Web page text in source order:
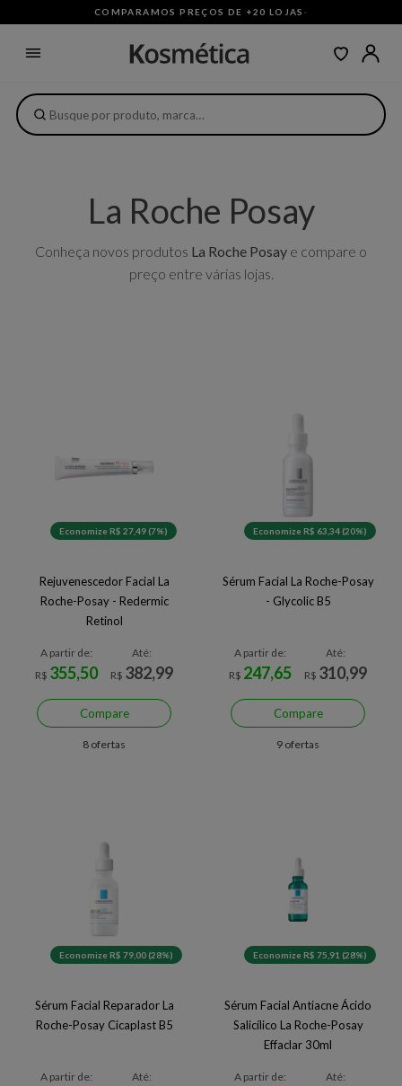
COMPARAMOS PREÇOS DE +20 LOJAS ·
La Roche Posay
Conheça novos produtos La Roche Posay e compare o
preço entre várias lojas.
Economize R$ 27,49 (7%)
Rejuvenescedor Facial La
Roche-Posay - Redermic
Retinol
A partir de:
R$ 355,50
Até:
R$ 382,99
Compare
8 ofertas
Economize R$ 63,34 (20%)
Sérum Facial La Roche-Posay
- Glycolic B5
A partir de:
R$ 247,65
Até:
R$ 310,99
Compare
9 ofertas
Economize R$ 79,00 (28%)
Sérum Facial Reparador La
Roche-Posay Cicaplast B5
A partir de:
Até:
Economize R$ 75,91 (28%)
Sérum Facial Antiacne Ácido
Salicílico La Roche-Posay
Effaclar 30ml
A partir de:
Até: